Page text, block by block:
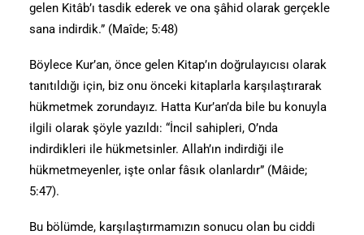
gelen Kitâb’ı tasdik ederek ve ona şâhid olarak gerçekle
sana indirdik.” (Maîde; 5:48)
Böylece Kur’an, önce gelen Kitap’ın doğrulayıcısı olarak
tanıtıldığı için, biz onu önceki kitaplarla karşılaştırarak
hükmetmek zorundayız. Hatta Kur’an’da bile bu konuyla
ilgili olarak şöyle yazıldı: “İncil sahipleri, O’nda
indirdikleri ile hükmetsinler. Allah’ın indirdiği ile
hükmetmeyenler, işte onlar fâsık olanlardır” (Mâide;
5:47).
Bu bölümde, karşılaştırmamızın sonucu olan bu ciddi